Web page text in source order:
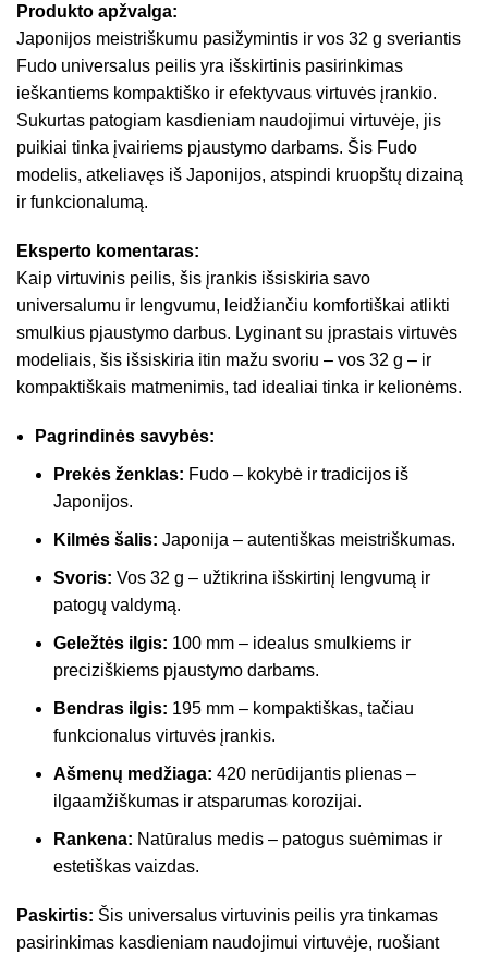
Produkto apžvalga:
Japonijos meistriškumu pasižymintis ir vos 32 g sveriantis
Fudo universalus peilis yra išskirtinis pasirinkimas
ieškantiems kompaktiško ir efektyvaus virtuvės įrankio.
Sukurtas patogiam kasdieniam naudojimui virtuvėje, jis
puikiai tinka įvairiems pjaustymo darbams. Šis Fudo
modelis, atkeliavęs iš Japonijos, atspindi kruopštų dizainą
ir funkcionalumą.
Eksperto komentaras:
Kaip virtuvinis peilis, šis įrankis išsiskiria savo
universalumu ir lengvumu, leidžiančiu komfortiškai atlikti
smulkius pjaustymo darbus. Lyginant su įprastais virtuvės
modeliais, šis išsiskiria itin mažu svoriu – vos 32 g – ir
kompaktiškais matmenimis, tad idealiai tinka ir kelionėms.
Pagrindinės savybės:
Prekės ženklas: Fudo – kokybė ir tradicijos iš
Japonijos.
Kilmės šalis: Japonija – autentiškas meistriškumas.
Svoris: Vos 32 g – užtikrina išskirtinį lengvumą ir
patogų valdymą.
Geležtės ilgis: 100 mm – idealus smulkiems ir
preciziškiems pjaustymo darbams.
Bendras ilgis: 195 mm – kompaktiškas, tačiau
funkcionalus virtuvės įrankis.
Ašmenų medžiaga: 420 nerūdijantis plienas –
ilgaamžiškumas ir atsparumas korozijai.
Rankena: Natūralus medis – patogus suėmimas ir
estetiškas vaizdas.
Paskirtis: Šis universalus virtuvinis peilis yra tinkamas
pasirinkimas kasdieniam naudojimui virtuvėje, ruošiant